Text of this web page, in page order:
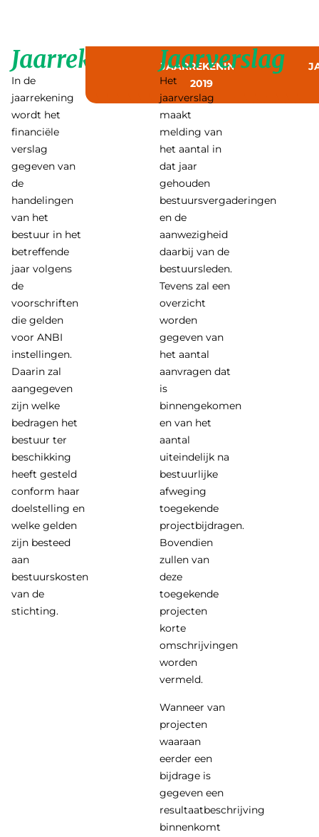
Jaarrekening
In de
jaarrekening
wordt het
financiële
verslag
gegeven van
de
handelingen
van het
bestuur in het
betreffende
jaar volgens
de
voorschriften
die gelden
voor ANBI
instellingen.
Daarin zal
aangegeven
zijn welke
bedragen het
bestuur ter
beschikking
heeft gesteld
conform haar
doelstelling en
welke gelden
zijn besteed
aan
bestuurskosten
van de
stichting.
JAARREKENING
JAARREKENING
2024
JAARREKENING
2023
JAARREKENING
2022
JAARREKENING
2021
JAARREKENING
2020
JAARREKENING
2019
Jaarverslag
Het
jaarverslag
maakt
melding van
het aantal in
dat jaar
gehouden
bestuursvergaderingen
en de
aanwezigheid
daarbij van de
bestuursleden.
Tevens zal een
overzicht
worden
gegeven van
het aantal
aanvragen dat
is
binnengekomen
en van het
aantal
uiteindelijk na
bestuurlijke
afweging
toegekende
projectbijdragen.
Bovendien
zullen van
deze
toegekende
projecten
korte
omschrijvingen
worden
vermeld.
Wanneer van
projecten
waaraan
eerder een
bijdrage is
gegeven een
resultaatbeschrijving
binnenkomt